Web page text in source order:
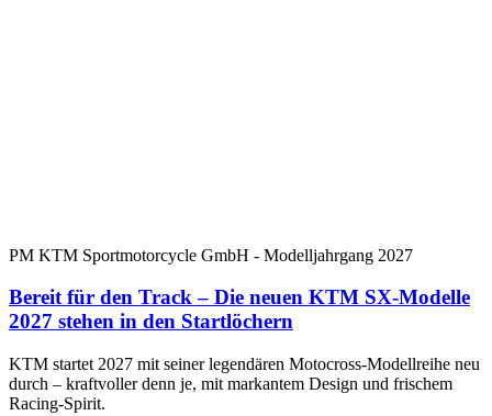
PM KTM Sportmotorcycle GmbH - Modelljahrgang 2027
Bereit für den Track – Die neuen KTM SX-Modelle
2027 stehen in den Startlöchern
KTM startet 2027 mit seiner legendären Motocross-Modellreihe neu
durch – kraftvoller denn je, mit markantem Design und frischem
Racing-Spirit.